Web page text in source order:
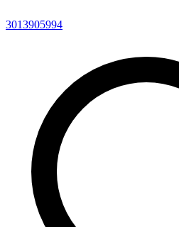
3013905994